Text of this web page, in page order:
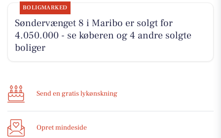
BOLIGMARKED
Søndervænget 8 i Maribo er solgt for
4.050.000 - se køberen og 4 andre solgte
boliger
Send en gratis lykønskning
Opret mindeside